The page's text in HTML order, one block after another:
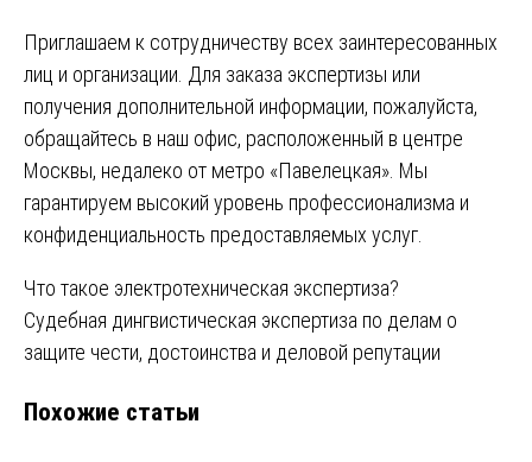
Приглашаем к сотрудничеству всех заинтересованных
лиц и организации. Для заказа экспертизы или
получения дополнительной информации, пожалуйста,
обращайтесь в наш офис, расположенный в центре
Москвы, недалеко от метро «Павелецкая». Мы
гарантируем высокий уровень профессионализма и
конфиденциальность предоставляемых услуг.
Навигация
по
Что такое электротехническая экспертиза?
Судебная дингвистическая экспертиза по делам о
защите чести, достоинства и деловой репутации
Похожие статьи